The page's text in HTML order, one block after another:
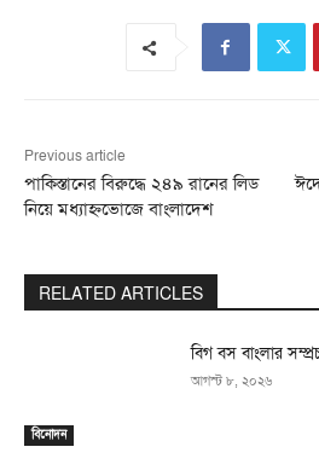
Previous article
পাকিস্তানের বিরুদ্ধে ২৪৯ রানের লিড
নিয়ে মধ্যাহ্নভোজে বাংলাদেশ
RELATED ARTICLES
বিনোদন
বিগ বস বাংলার
আগস্ট ৮, ২০২৬